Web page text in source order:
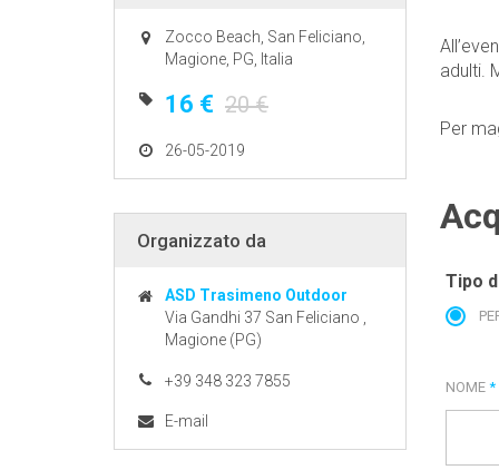
Zocco Beach, San Feliciano,
Magione, PG, Italia
16 € 20 €
26-05-2019
Organizzato da
ASD Trasimeno Outdoor
Via Gandhi 37 San Feliciano ,
Magione (PG)
+39 348 323 7855
E-mail
adulti.
Per
Tipo
NOME *